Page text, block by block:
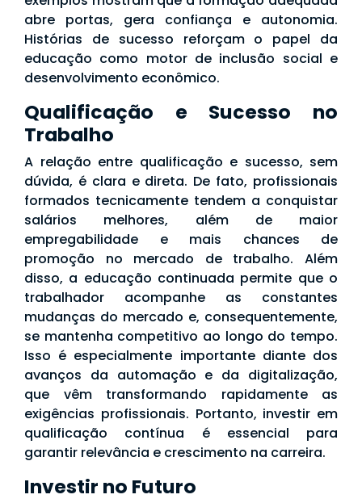
abre portas, gera confiança e autonomia.
Histórias de sucesso reforçam o papel da
educação como motor de inclusão social e
desenvolvimento econômico.
Qualificação e Sucesso no
Trabalho
A relação entre qualificação e sucesso, sem
dúvida, é clara e direta. De fato, profissionais
formados tecnicamente tendem a conquistar
salários melhores, além de maior
empregabilidade e mais chances de
promoção no mercado de trabalho. Além
disso, a educação continuada permite que o
trabalhador acompanhe as constantes
mudanças do mercado e, consequentemente,
se mantenha competitivo ao longo do tempo.
Isso é especialmente importante diante dos
avanços da automação e da digitalização,
que vêm transformando rapidamente as
exigências profissionais. Portanto, investir em
qualificação contínua é essencial para
garantir relevância e crescimento na carreira.
Investir no Futuro